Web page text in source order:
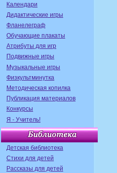
Календари
Дидактические игры
Фланелеграф
Обучающие плакаты
Атрибуты для игр
Подвижные игры
Музыкальные игры
Физкультминутка
Методическая копилка
Публикация материалов
Конкурсы
Я - Учитель!
Детская библиотека
Стихи для детей
Рассказы для детей